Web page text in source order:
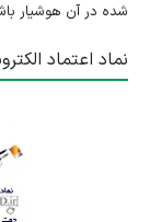
شده در آن هوشیار
نماد اعتماد